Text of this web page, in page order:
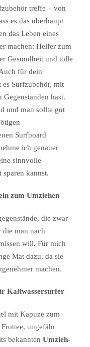
treffe – von
es das überhaupt
das Leben eines
machen: Helfer zum
Gesundheit und tolle
für dein
Surfzubehör, mit
Gegenständen hast.
und man sollte gut
Surfboard
ich genauer
sinnvolle
kannst.
zum Umziehen
die zwar
man nach
will. Für mich
Mat dazu, da sie
machen.
Kaltwassersurfer
mit Kapuze zum
ungefähr
bekannten Umzieh-